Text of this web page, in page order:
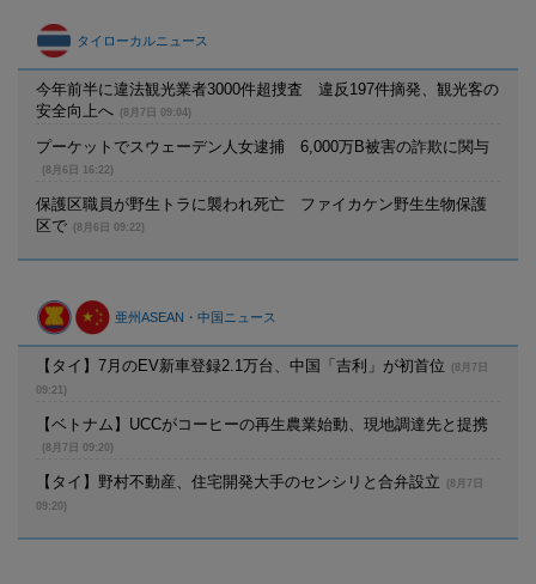
タイローカルニュース
今年前半に違法観光業者3000件超捜査 違反197件摘発、観光客の
安全向上へ
(8月7日 09:04)
プーケットでスウェーデン人女逮捕 6,000万B被害の詐欺に関与
(8月6日 16:22)
保護区職員が野生トラに襲われ死亡 ファイカケン野生生物保護
区で
(8月6日 09:22)
亜州ASEAN・中国ニュース
【タイ】7月のEV新車登録2.1万台、中国「吉利」が初首位
(8月7日
09:21)
【ベトナム】UCCがコーヒーの再生農業始動、現地調達先と提携
(8月7日 09:20)
【タイ】野村不動産、住宅開発大手のセンシリと合弁設立
(8月7日
09:20)